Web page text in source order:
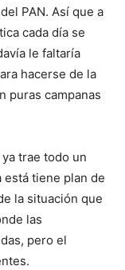
PAN. Así que a
cada día se
le faltaría
hacerse de la
puras campanas
trae todo un
tiene plan de
la situación que
las
pero el